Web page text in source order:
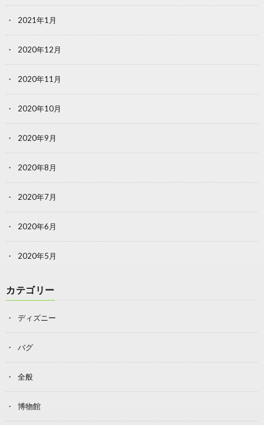
2021年1月
2020年12月
2020年11月
2020年10月
2020年9月
2020年8月
2020年7月
2020年6月
2020年5月
カテゴリー
ディズニー
バグ
全般
博物館